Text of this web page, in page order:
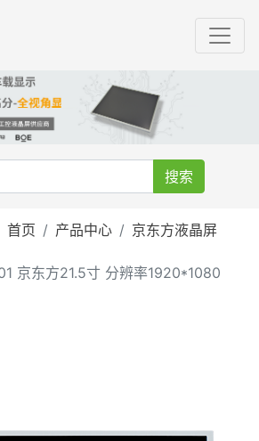
搜索
首页 产品中心
京东方液晶屏
京东方21.5寸 分辨率1920*1080